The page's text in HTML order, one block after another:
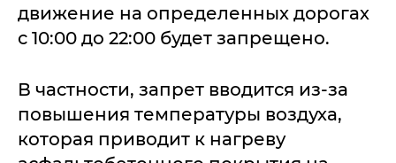
движение на определенных дорогах
с 10:00 до 22:00 будет запрещено.
В частности, запрет вводится из-за
повышения температуры воздуха,
которая приводит к нагреву